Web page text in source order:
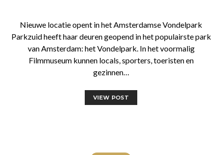
Nieuwe locatie opent in het Amsterdamse Vondelpark
Parkzuid heeft haar deuren geopend in het populairste park
van Amsterdam: het Vondelpark. In het voormalig
Filmmuseum kunnen locals, sporters, toeristen en
gezinnen…
VIEW POST